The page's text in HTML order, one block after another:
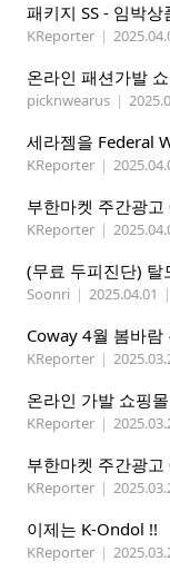
KReporter |
온라인 패션가발
picknwearus |
세라젬을 Federal
KReporter |
부한마켓 주간광
KReporter |
(무료 두피진단) 탈
Soonri | 2025.04.01 |
Coway 4월 봄바람
KReporter |
온라인 가발 쇼핑
KReporter |
부한마켓 주간광
KReporter |
이제는 K-Ondol !!
KReporter |